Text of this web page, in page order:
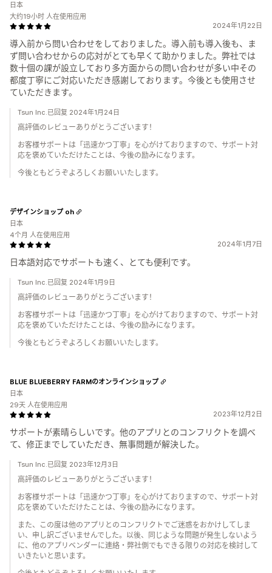
2024年1月22日
導入前から問い合わせをしておりました。導入前も導入後も、ま
ず問い合わせからの応対がとても早くて助かりました。弊社では
数十個の課が設立しており多方面からの問い合わせが多い中その
都度丁寧にご対応いただき感謝しております。今後とも使用させ
ていただきます。
日本
大约19小时 人在使用应用
Tsun Inc.已回复 2024年1月24日
高評価のレビューありがとうございます！
お客様サポートは「迅速かつ丁寧」を心がけておりますので、サポート対
応を褒めていただけたことは、今後の励みになります。
今後ともどうぞよろしくお願いいたします。
2024年1月7日
日本語対応でサポートも速く、とても便利です。
デザインショップ oh
日本
4个月 人在使用应用
Tsun Inc.已回复 2024年1月9日
高評価のレビューありがとうございます！
お客様サポートは「迅速かつ丁寧」を心がけておりますので、サポート対
応を褒めていただけたことは、今後の励みになります。
今後ともどうぞよろしくお願いいたします。
2023年12月2日
サポートが素晴らしいです。他のアプリとのコンフリクトを調べ
て、修正までしていただき、無事問題が解決した。
BLUE BLUEBERRY FARMのオンラインショップ
日本
29天 人在使用应用
Tsun Inc.已回复 2023年12月3日
高評価のレビューありがとうございます！
お客様サポートは「迅速かつ丁寧」を心がけておりますので、サポート対
応を褒めていただけたことは、今後の励みになります。
また、この度は他のアプリとのコンフリクトでご迷惑をおかけしてしま
い、申し訳ございませんでした。以後、同じような問題が発生しないよう
に、他のアプリベンダーに連絡・弊社側でもできる限りの対応を検討して
いきたいと思います。